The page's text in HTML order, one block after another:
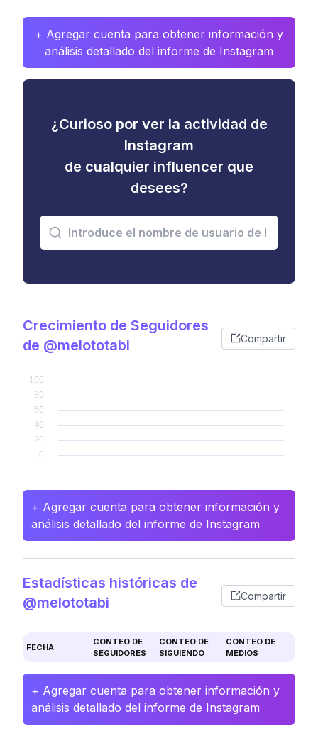
+ Agregar cuenta para obtener información y
análisis detallado del informe de Instagram
¿Curioso por ver la actividad de
Instagram
de cualquier influencer que
desees?
Crecimiento de Seguidores
de @melototabi
Compartir
+ Agregar cuenta para obtener información y
análisis detallado del informe de Instagram
Estadísticas históricas de
@melototabi
Compartir
FECHA
CONTEO DE
SEGUIDORES
CONTEO DE
SIGUIENDO
CONTEO DE
MEDIOS
+ Agregar cuenta para obtener información y
análisis detallado del informe de Instagram